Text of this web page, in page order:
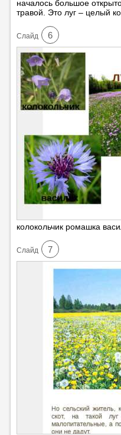
началось большое
травой. Это луг – целый
Cлайд 6
колокольчик ромашка
Cлайд 7